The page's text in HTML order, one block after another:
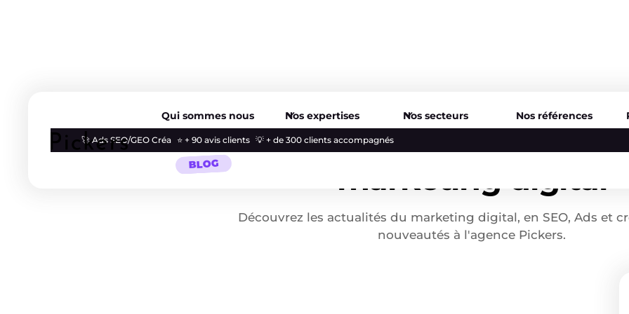
🚀 Ads SEO/GEO Créa ⭐ + 90 avis clients 💡 + de 300 clients accompagnés
Qui sommes nous Nos expertises Nos secteurs Nos références
BLOG
Blog et tendances
marketing digital
Découvrez les actualités du marketing digital, en SEO, Ads et
nouveautés à l'agence Pickers.